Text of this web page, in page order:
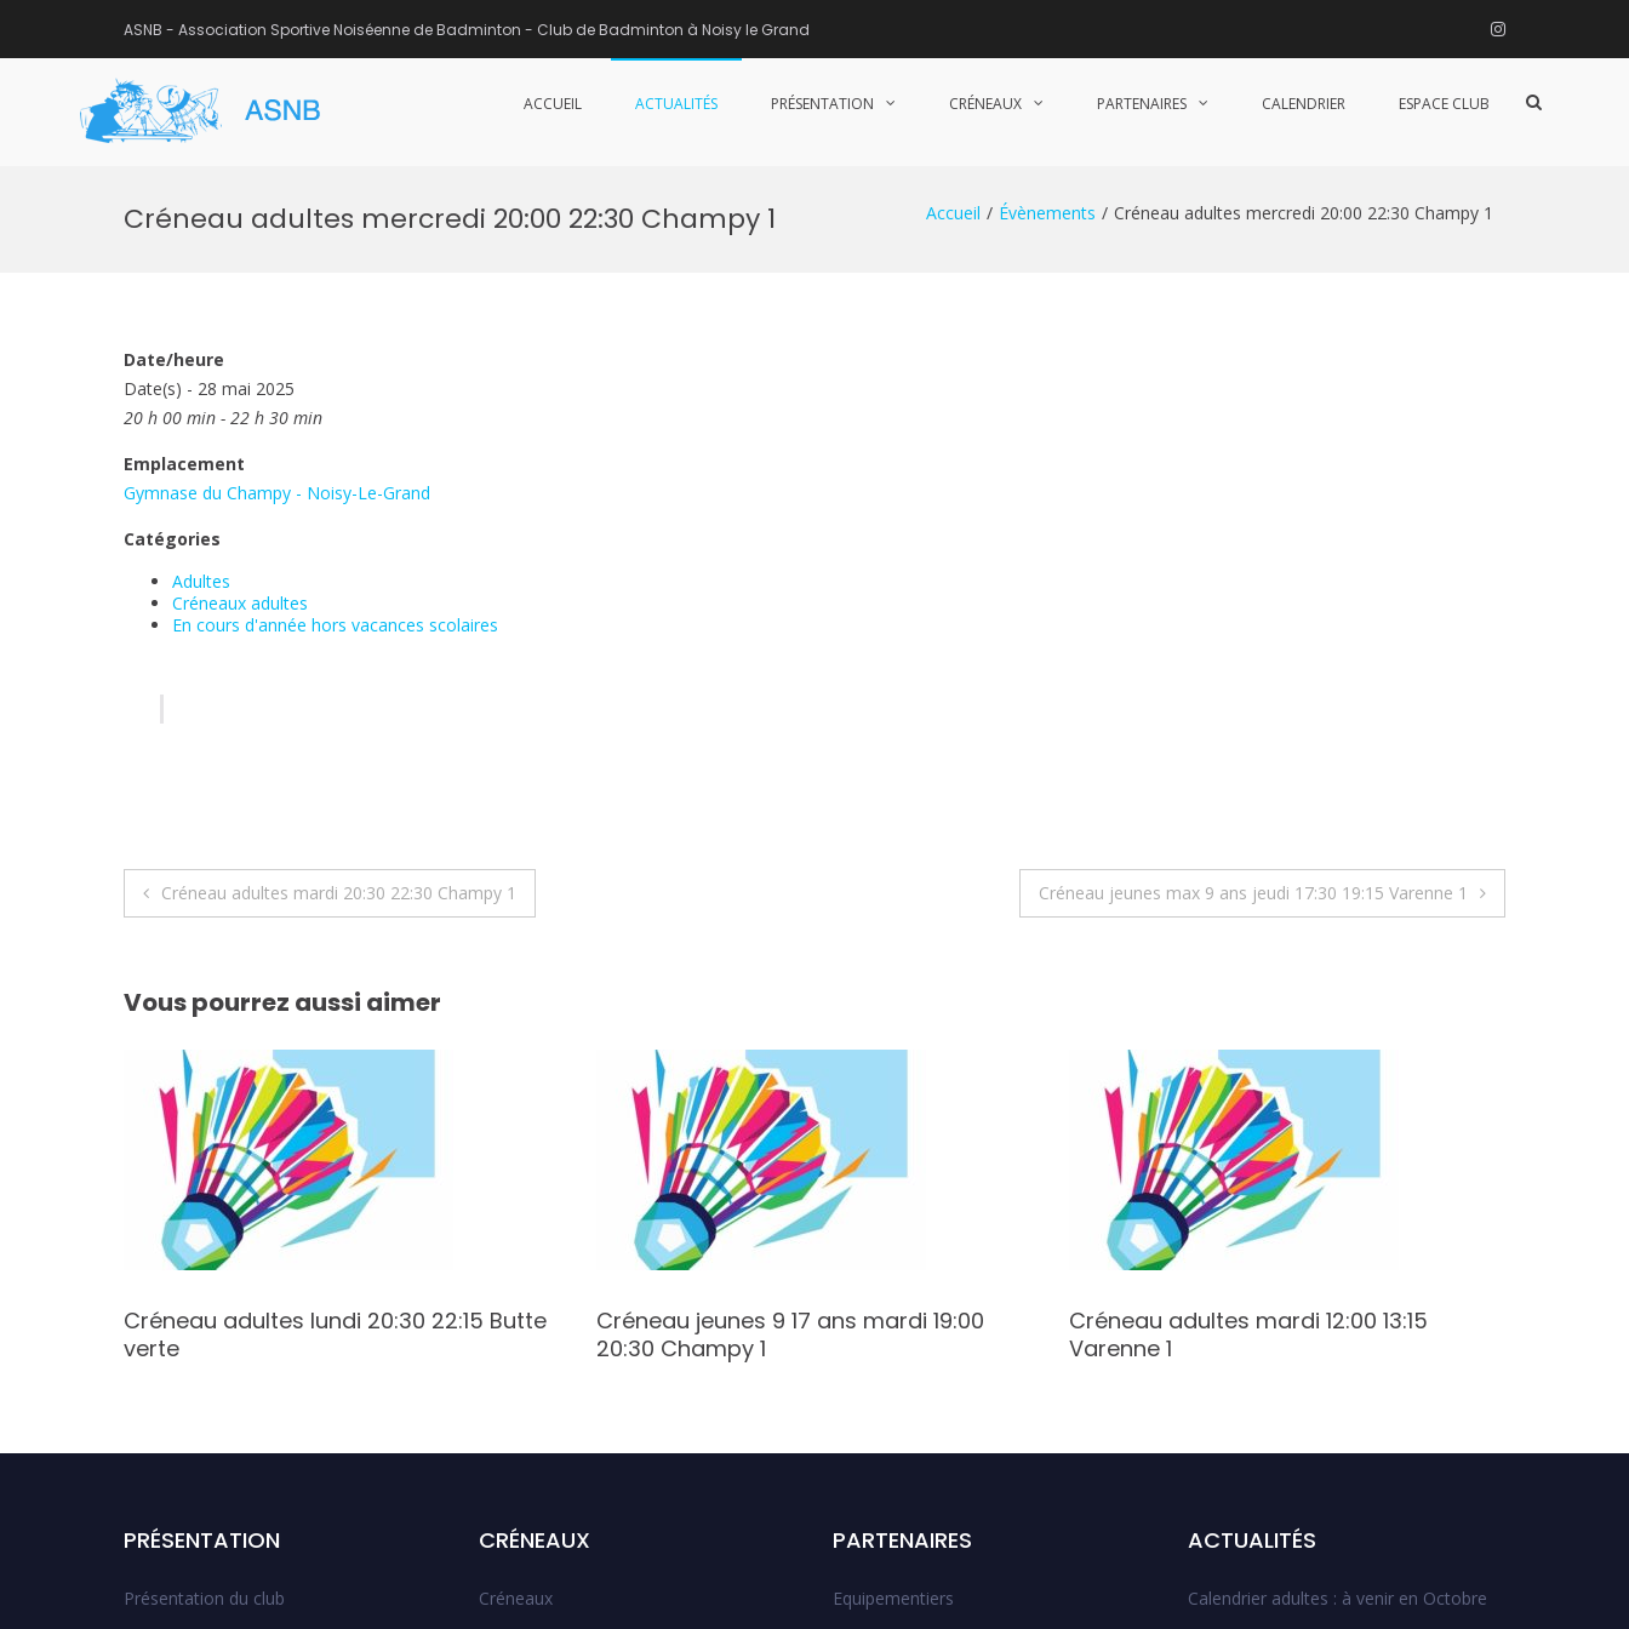
ASNB - Association Sportive Noiséenne de Badminton - Club de Badminton à Noisy le Grand Instagram
ACCUEIL ACTUALITÉS PRÉSENTATION CRÉNEAUX PARTENAIRES CALENDRIER ESPACE CLUB
Afficher
Créneau adultes mercredi 20:00 22:30 Champy 1 Accueil Évènements Créneau adultes mercredi 20:00 22:30 Champy 1
Date/heure
Date(s) - 28 mai 2025
20 h 00 min - 22 h 30 min
Emplacement
Gymnase du Champy - Noisy-Le-Grand
Catégories
Adultes
Créneaux adultes
En cours d'année hors vacances scolaires
Navigation
l’article
Créneau adultes mardi 20:30 22:30 Champy 1 Créneau jeunes max 9 ans jeudi 17:30 19:15 Varenne 1
Vous pourrez aussi aimer
Créneau adultes lundi 20:30 22:15 Butte
verte
Créneau jeunes 9 17 ans mardi 19:00
20:30 Champy 1
Créneau adultes mardi 12:00 13:15
Varenne 1
PRÉSENTATION
Présentation du club
CRÉNEAUX
Créneaux
PARTENAIRES
Equipementiers
ACTUALITÉS
Calendrier adultes : à venir en Octobre